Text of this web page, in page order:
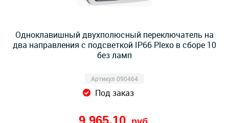
Одноклавишный двухполюсный переключатель на
два направления с подсветкой IP66 Plexo в сборе 10
без ламп
Артикул 090464
Под заказ
9 965,10